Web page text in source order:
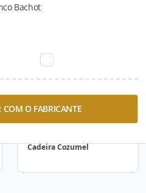
Bachot
COM O FABRICANTE
Download
Cadeira Cozumel